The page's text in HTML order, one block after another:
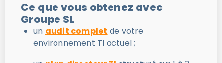
Ce que vous obtenez avec
Groupe SL
un audit complet de votre
environnement TI actuel ;